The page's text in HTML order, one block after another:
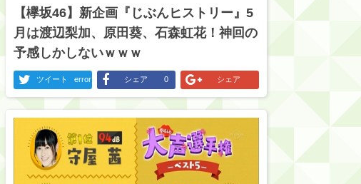
【欅坂46】新企画『じぶんヒストリー』5
月は渡辺梨加、原田葵、石森虹花！神回の
予感しかしないｗｗｗ
ツイート error シェア 0 シェア